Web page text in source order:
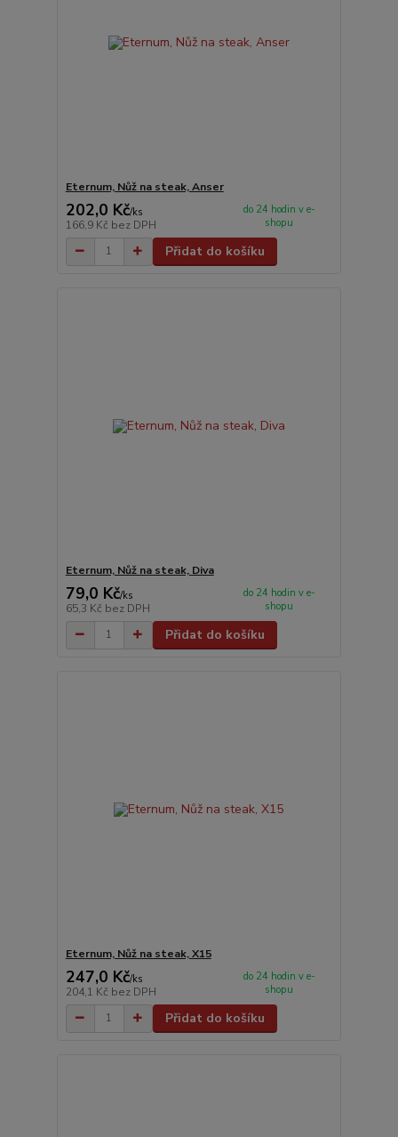
Eternum, Nůž na steak, Anser
202,0 Kč/ks
166,9 Kč bez DPH
do 24 hodin v e-
shopu
Přidat do košíku
Eternum, Nůž na steak, Diva
79,0 Kč/ks
65,3 Kč bez DPH
do 24 hodin v e-
shopu
Přidat do košíku
Eternum, Nůž na steak, X15
247,0 Kč/ks
204,1 Kč bez DPH
do 24 hodin v e-
shopu
Přidat do košíku